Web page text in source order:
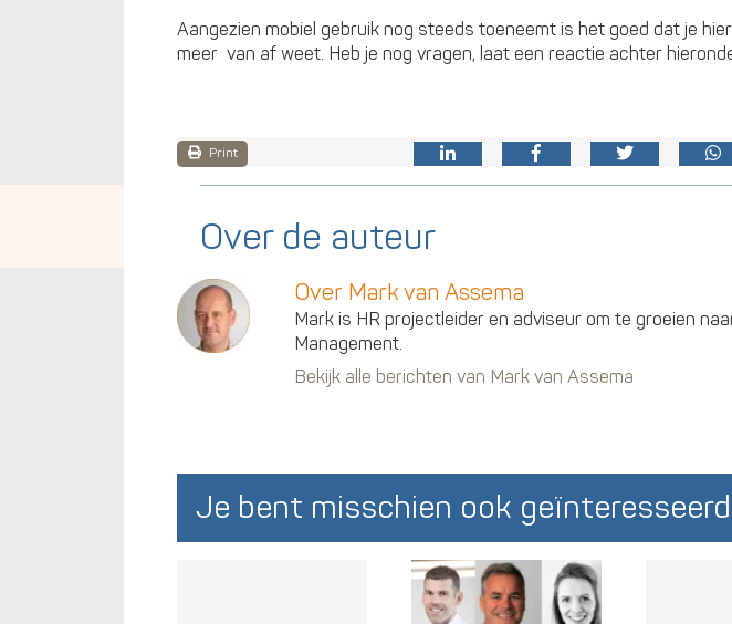
Aangezien mobiel gebruik nog steeds toeneemt is het goed dat je
meer van af weet. Heb je nog vragen, laat een reactie achter
Print
Over de auteur
Over Mark van Assema
Mark is HR projectleider en adviseur om te groeien
Management.
Bekijk alle berichten van Mark van Assema
Je bent misschien ook